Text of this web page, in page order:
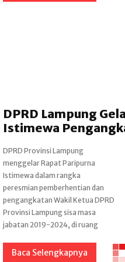
DPRD Lampung
Istimewa
DPRD Provinsi Lampung
menggelar Rapat Paripurna
Istimewa dalam rangka
peresmian pemberhentian dan
pengangkatan Wakil Ketua DPRD
Provinsi Lampung sisa masa
jabatan 2019-2024, di ruang
sidang DPRD Provinsi Lampung,
Kamis (26/10/2023). Rapat
Paripurna Istimewa DPRD
Provinsi Lampung dilaksanakan
berdasarkan Surat Keputusan
Baca Selengkapnya